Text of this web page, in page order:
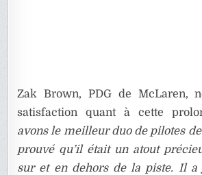
Zak Brown, PDG de McLaren,
satisfaction quant à cette
avons le meilleur duo de pilotes
prouvé qu’il était un atout
sur et en dehors de la piste. Il